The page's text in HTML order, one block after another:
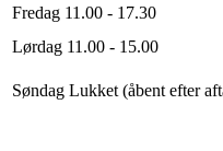
Fredag 11.00 - 17.30
Lørdag 11.00 - 15.00
Søndag Lukket (åbent efter